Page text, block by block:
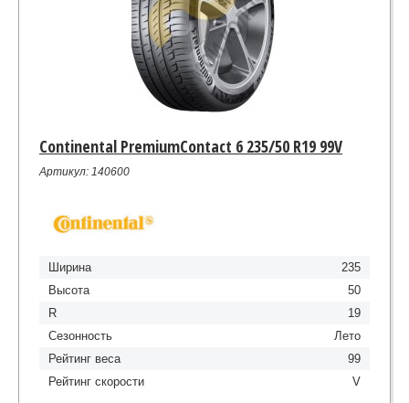
Continental PremiumContact 6 235/50 R19 99V
Артикул: 140600
Ширина
235
Высота
50
R
19
Сезонность
Лето
Рейтинг веса
99
Рейтинг скорости
V